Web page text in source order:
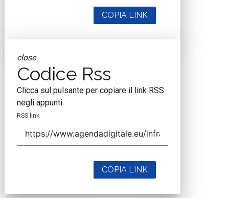
COPIA LINK
close
Codice Rss
Clicca sul pulsante per copiare il link RSS
negli appunti.
RSS link
COPIA LINK